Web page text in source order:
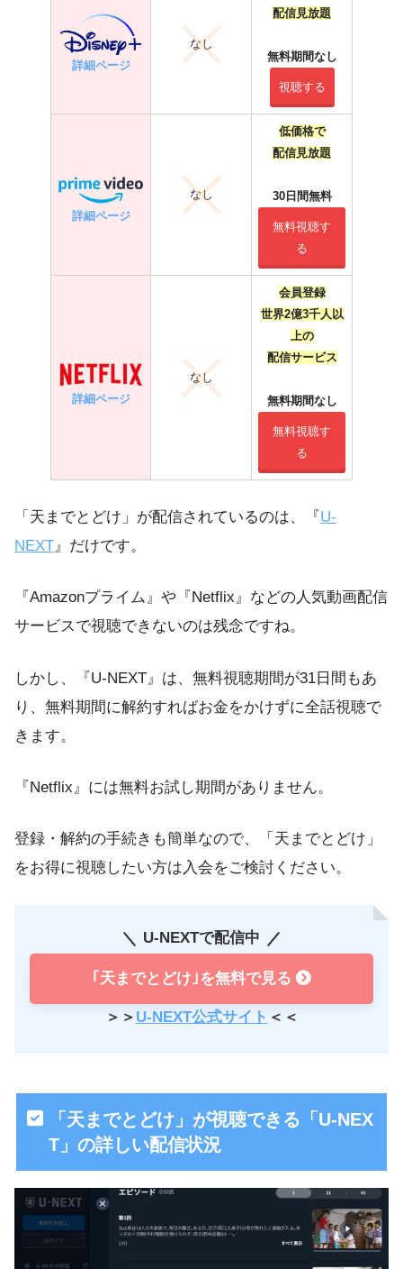
詳細ページ
なし
配信見放題
無料期間なし
視聴する
詳細ページ
なし
低価格で
配信見放題
30日間無料
無料視聴す
る
詳細ページ
なし
会員登録
世界2億3千人以
上の
配信サービス
無料期間なし
無料視聴す
る
「天までとどけ」が配信されているのは、『U-
NEXT』だけです。
『Amazonプライム』や『Netflix』などの人気動画配信
サービスで視聴できないのは残念ですね。
しかし、『U-NEXT』は、無料視聴期間が31日間もあ
り、無料期間に解約すればお金をかけずに全話視聴で
きます。
『Netflix』には無料お試し期間がありません。
登録・解約の手続きも簡単なので、「天までとどけ」
をお得に視聴したい方は入会をご検討ください。
U-NEXTで配信中
｢天までとどけ｣を無料で見る
＞＞ U-NEXT公式サイト ＜＜
「天までとどけ」が視聴できる「U-NEX
T」の詳しい配信状況